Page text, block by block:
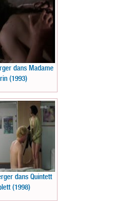
dans Madame
(1993)
dans Quintett
(1998)